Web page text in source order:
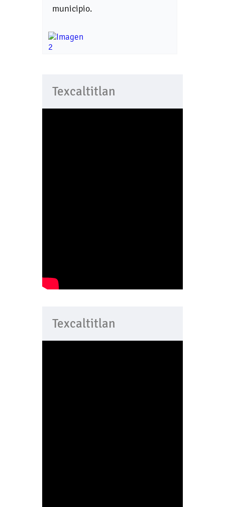
municipio.
Texcaltitlan
Texcaltitlan